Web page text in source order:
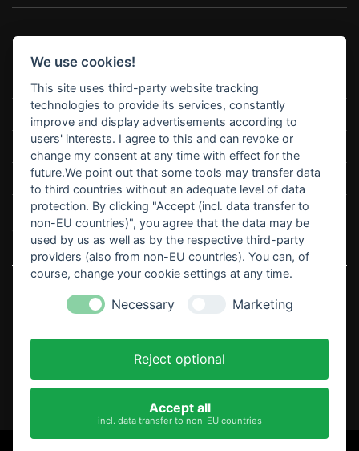
FAQ
Kontakt & Hilfe
Retouren
Vertrag widerrufen
¹Gilt für Lieferungen nach Deutschland. Lieferzeiten für andere Länder und
Informationen zur Berechnung des Liefertermins findest duhier.
IMPRESSUM DATENSCHUTZ
We use cookies!
This site uses third-party website tracking
technologies to provide its services, constantly
improve and display advertisements according to
users' interests. I agree to this and can revoke or
change my consent at any time with effect for the
future.We point out that some tools may transfer data
to third countries without an adequate level of data
protection. By clicking "Accept (incl. data transfer to
non-EU countries)", you agree that the data may be
used by us as well as by the respective third-party
providers (also from non-EU countries). You can, of
course, change your cookie settings at any time.
Necessary Marketing
Reject optional
Accept all
incl. data transfer to non-EU countries